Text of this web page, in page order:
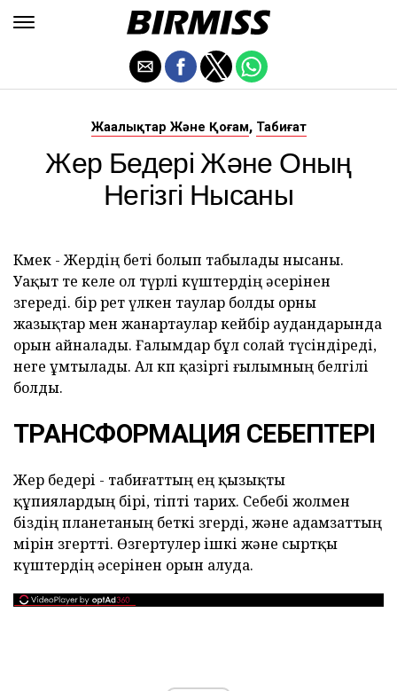
Жаңалықтар Және Қоғам, Табиғат
Жер Бедері Және Оның
Негізгі Нысаны
Көмек - Жердің беті болып табылады нысаны.
Уақыт өте келе ол түрлі күштердің әсерінен
өзгереді. бір рет үлкен таулар болды орны
жазықтар мен жанартаулар кейбір аудандарында
орын айналады. Ғалымдар бұл солай түсіндіреді,
неге ұмтылады. Ал көп қазіргі ғылымның белгілі
болды.
ТРАНСФОРМАЦИЯ СЕБЕПТЕРІ
Жер бедері - табиғаттың ең қызықты
құпиялардың бірі, тіпті тарих. Себебі жолмен
біздің планетаның беткі өзгерді, және адамзаттың
өмірін өзгертті. Өзгертулер ішкі және сыртқы
күштердің әсерінен орын алуда.